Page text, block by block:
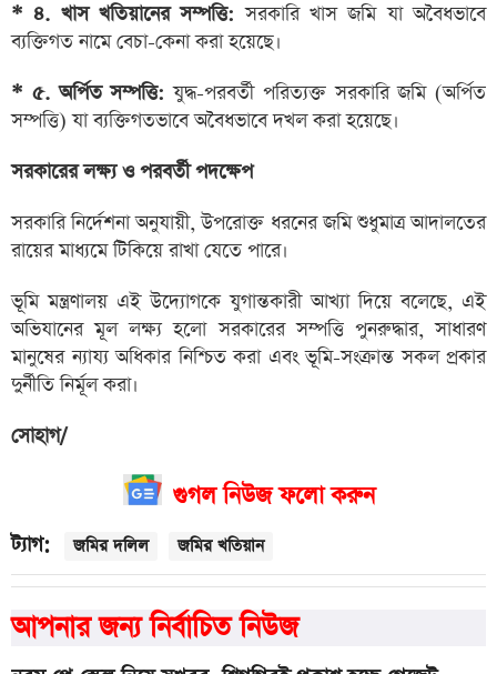
* ৪. খাস খতিয়ানের সম্পত্তি: সরকারি খাস জমি যা অবৈধভাবে
ব্যক্তিগত নামে বেচা-কেনা করা হয়েছে।
* ৫. অর্পিত সম্পত্তি: যুদ্ধ-পরবর্তী পরিত্যক্ত সরকারি জমি (অর্পিত
সম্পত্তি) যা ব্যক্তিগতভাবে অবৈধভাবে দখল করা হয়েছে।
সরকারের লক্ষ্য ও পরবর্তী পদক্ষেপ
সরকারি নির্দেশনা অনুযায়ী, উপরোক্ত ধরনের জমি শুধুমাত্র আদালতের
রায়ের মাধ্যমে টিকিয়ে রাখা যেতে পারে।
ভূমি মন্ত্রণালয় এই উদ্যোগকে যুগান্তকারী আখ্যা দিয়ে বলেছে, এই
অভিযানের মূল লক্ষ্য হলো সরকারের সম্পত্তি পুনরুদ্ধার, সাধারণ
মানুষের ন্যায্য অধিকার নিশ্চিত করা এবং ভূমি-সংক্রান্ত সকল প্রকার
দুর্নীতি নির্মূল করা।
সোহাগ/
গুগল নিউজ ফলো করুন
ট্যাগ: জমির দলিল জমির খতিয়ান
আপনার জন্য নির্বাচিত নিউজ